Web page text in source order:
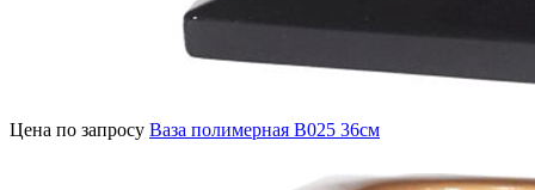
Цена по запросу Ваза полимерная В025 36см